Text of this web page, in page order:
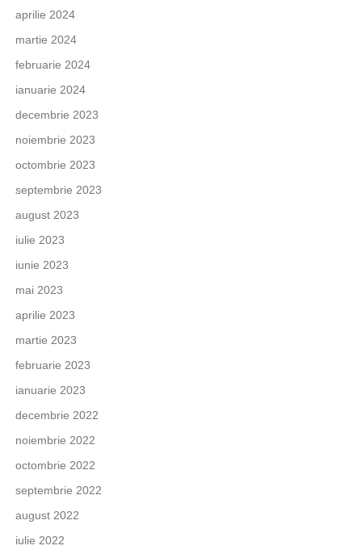
aprilie 2024
martie 2024
februarie 2024
ianuarie 2024
decembrie 2023
noiembrie 2023
octombrie 2023
septembrie 2023
august 2023
iulie 2023
iunie 2023
mai 2023
aprilie 2023
martie 2023
februarie 2023
ianuarie 2023
decembrie 2022
noiembrie 2022
octombrie 2022
septembrie 2022
august 2022
iulie 2022